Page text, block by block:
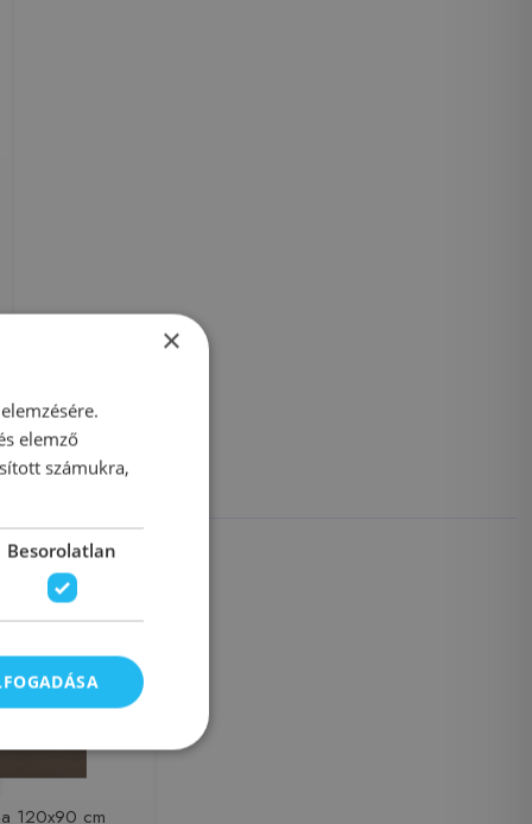
-4%
120x90 cm
×
elemző
számukra,
Besorolatlan